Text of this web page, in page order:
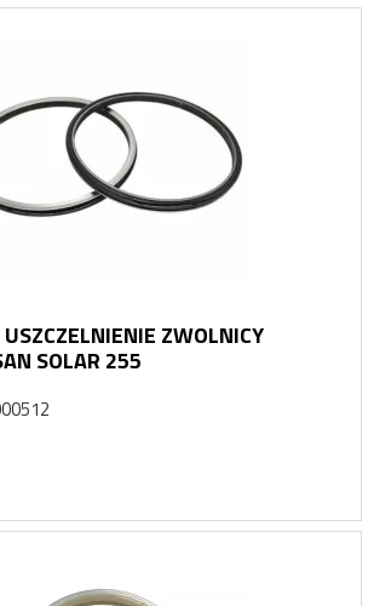
ZWOLNICY
SOLAR 255